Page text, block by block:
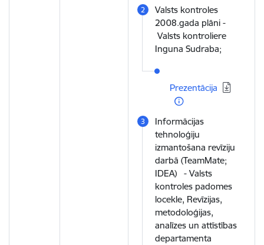
Valsts kontroles
2008.gada plāni -
Valsts kontroliere
Inguna Sudraba;
Prezentācija
Informācijas
tehnoloģiju
izmantošana revīziju
darbā (TeamMate;
IDEA) - Valsts
kontroles padomes
locekle, Revīzijas,
metodoloģijas,
analīzes un attīstības
departamenta